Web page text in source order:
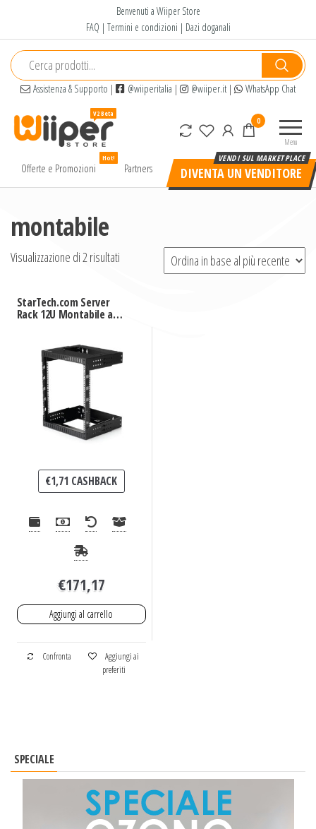
contenuto
Benvenuti a Wiiper Store
FAQ | Termini e condizioni | Dazi doganali
Assistenza & Supporto | @wiiperitalia | @wiiper.it| WhatsApp Chat
alta
Menu
0
Offerte e Promozioni
Hot!
Partners DIVENTA UN VENDITORE
montabile
Visualizzazione di 2 risultati
StarTech.com Server
Rack 12U Montabile a
€1,71 CASHBACK
€171,17
Aggiungi al carrello
Confronta
Aggiungi ai
preferiti
SPECIALE